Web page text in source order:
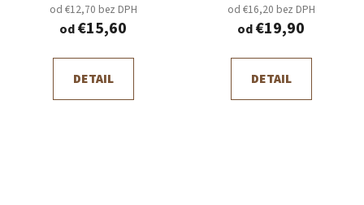
od €12,70 bez DPH
od€15,60
DETAIL
od €16,20 bez DPH
od€19,90
DETAIL